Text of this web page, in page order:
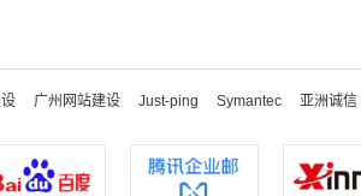
广州网站建设 Just-ping Symantec 亚洲诚信